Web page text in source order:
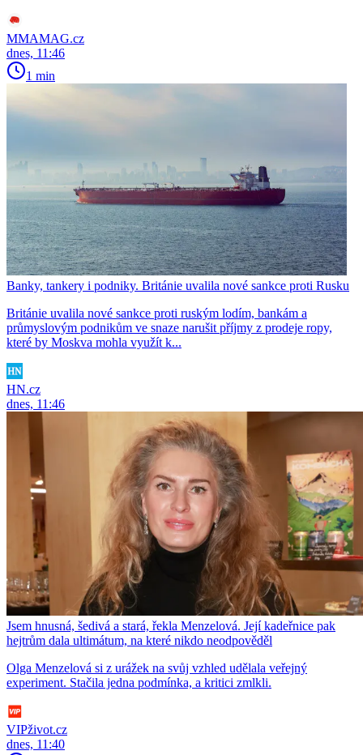
MMAMAG.cz
dnes, 11:46
1 min
Banky, tankery i podniky. Británie uvalila nové sankce proti Rusku
Británie uvalila nové sankce proti ruským lodím, bankám a
průmyslovým podnikům ve snaze narušit příjmy z prodeje ropy,
které by Moskva mohla využít k...
HN.cz
dnes, 11:46
Jsem hnusná, šedivá a stará, řekla Menzelová. Její kadeřnice pak
hejtrům dala ultimátum, na které nikdo neodpověděl
Olga Menzelová si z urážek na svůj vzhled udělala veřejný
experiment. Stačila jedna podmínka, a kritici zmlkli.
VIPživot.cz
dnes, 11:40